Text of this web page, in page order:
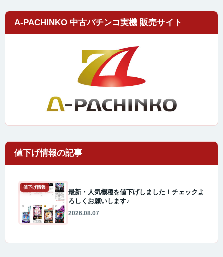
A-PACHINKO 中古パチンコ実機 販売サイト
値下げ情報
最新・人気機種を値下げしました！チェックよ
ろしくお願いします♪
2026.08.07